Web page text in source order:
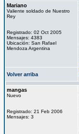
Mariano
Valiente soldado de Nuestro
Rey
Registrado: 02 Oct 2005
Mensajes: 4383
Ubicación: San Rafael
Mendoza Argentina
Volver arriba
mangas
Nuevo
Registrado: 21 Feb 2006
Mensajes: 3